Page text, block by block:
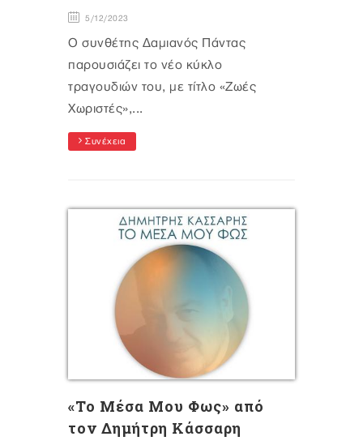
5/12/2023
Ο συνθέτης Δαμιανός Πάντας
παρουσιάζει το νέο κύκλο
τραγουδιών του, με τίτλο «Ζωές
Χωριστές»,...
Συνέχεια
«Το Μέσα Μου Φως» από
τον Δημήτρη Κάσσαρη